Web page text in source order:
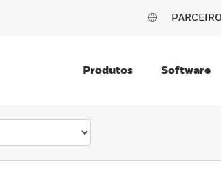
Produtos Software